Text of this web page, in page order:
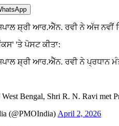
ਸ਼੍ਰੀ ਆਰ.ਐੱਨ. ਰਵੀ ਨੇ ਅੱਜ ਨਵੀਂ
'ਤੇ ਪੋਸਟ ਕੀਤਾ:
ਸ਼੍ਰੀ ਆਰ.ਐੱਨ. ਰਵੀ ਨੇ ਪ੍ਰਧਾਨ
Bengal, Shri R. N. Ravi met
(@PMOIndia) April 2, 2026